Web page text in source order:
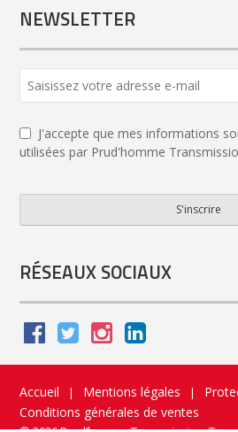
NEWSLETTER
J'accepte que mes informations
utilisées par Prud'homme
S'inscrire
URL *
RÉSEAUX SOCIAUX
Accueil | Mentions légales |
Conditions générales de ventes